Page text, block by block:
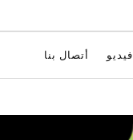
فيديو أتصال بنا